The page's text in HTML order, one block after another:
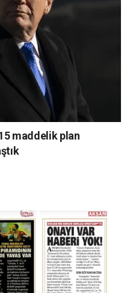
maddelik plan